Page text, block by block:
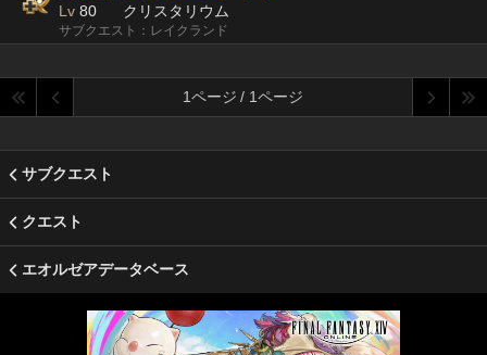
Lv 80 クリスタリウム
サブクエスト：レイクランド
1ページ / 1ページ
サブクエスト
クエスト
エオルゼアデータベース